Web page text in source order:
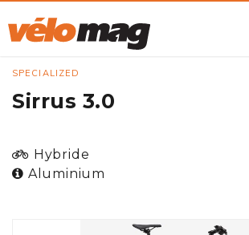
SPECIALIZED
Sirrus 3.0
Hybride
Aluminium